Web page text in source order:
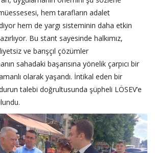
hem tarafların adalet
hem de yargı sisteminin daha etkin
Bu stant sayesinde halkımız,
ve barışçıl çözümler
sahadaki başarısına yönelik çarpıcı bir
olarak yaşandı. İntikal eden bir
talebi doğrultusunda şüpheli LÖSEV’e